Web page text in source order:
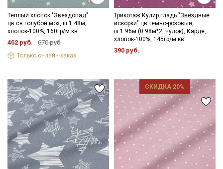
Теплый хлопок "Звездопад"
цв.св.голубой мох, ш.1.48м,
хлопок-100%, 160гр/м.кв
402 руб. 670 руб.
Только онлайн-заказ
Трикотаж Кулир.гладь "Звездные
искорки" цв.темно-розовый,
ш.1.96м (0.98м*2, чулок), Карде,
хлопок-100%, 145гр/м.кв
390 руб.
СКИДКА 20%
ДаюСогласие на получение рекламных и
информационных рассылок